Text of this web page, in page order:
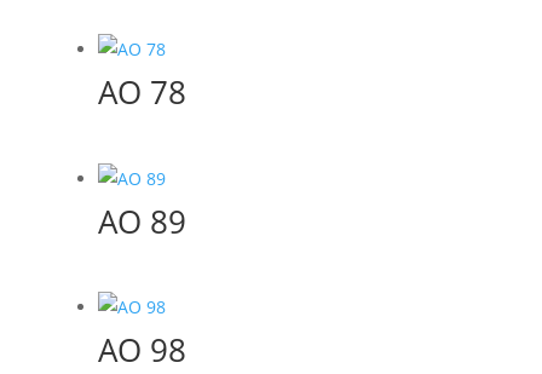
AO 78
AO 89
AO 98